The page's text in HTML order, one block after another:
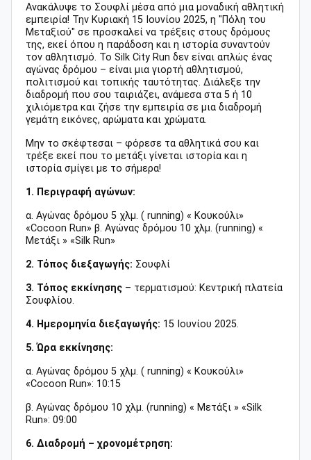
Ανακάλυψε το Σουφλί μέσα από μια μοναδική αθλητική
εμπειρία! Την Κυριακή 15 Ιουνίου 2025, η "Πόλη του
Μεταξιού" σε προσκαλεί να τρέξεις στους δρόμους
της, εκεί όπου η παράδοση και η ιστορία συναντούν
τον αθλητισμό. Το Silk City Run δεν είναι απλώς ένας
αγώνας δρόμου – είναι μια γιορτή αθλητισμού,
πολιτισμού και τοπικής ταυτότητας. Διάλεξε την
διαδρομή που σου ταιριάζει, ανάμεσα στα 5 ή 10
χιλιόμετρα και ζήσε την εμπειρία σε μια διαδρομή
γεμάτη εικόνες, αρώματα και χρώματα.
Μην το σκέφτεσαι – φόρεσε τα αθλητικά σου και
τρέξε εκεί που το μετάξι γίνεται ιστορία και η
ιστορία σμίγει με το σήμερα!
1. Περιγραφή αγώνων:
α. Αγώνας δρόμου 5 χλμ. ( running) « Κουκούλι»
«Cocoon Run» β. Αγώνας δρόμου 10 χλμ. (running) «
Μετάξι » «Silk Run»
2. Τόπος διεξαγωγής: Σουφλί
3. Τόπος εκκίνησης – τερματισμού: Κεντρική πλατεία
Σουφλίου.
4. Ημερομηνία διεξαγωγής: 15 Ιουνίου 2025.
5. Ώρα εκκίνησης:
α. Αγώνας δρόμου 5 χλμ. ( running) « Κουκούλι»
«Cocoon Run»: 10:15
β. Αγώνας δρόμου 10 χλμ. (running) « Μετάξι » «Silk
Run»: 09:00
6. Διαδρομή – χρονομέτρηση: